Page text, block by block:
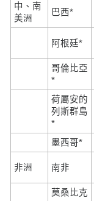
中、南
美洲
巴西*
阿根廷*
哥倫比亞
*
荷屬安的
列斯群島
*
墨西哥*
非洲 南非
莫桑比克